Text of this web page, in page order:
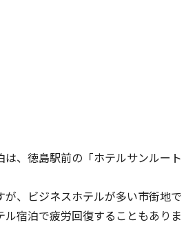
は、徳島駅前の「ホテルサンルート
、ビジネスホテルが多い市街地で
ル宿泊で疲労回復することもありま